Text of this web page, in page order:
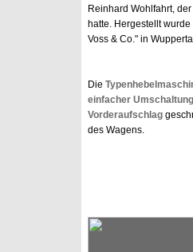
Reinhard Wohlfahrt,
hatte. Hergestellt
Voss & Co." in
Die
einfacher Umschaltung
Vorderaufschlag
des Wagens.